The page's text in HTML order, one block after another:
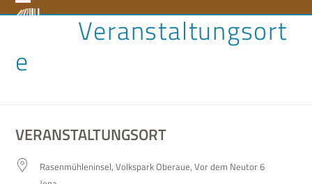
to Open
menu
Close
menu
Veranstaltungsort
e
VERANSTALTUNGSORT
Rasen­müh­len­in­sel, Volks­park Ober­aue, Vor dem Neu­tor 6